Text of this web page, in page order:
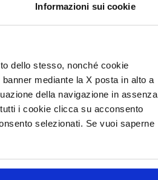
Informazioni sui cookie
dello stesso, nonché cookie
mediante la X posta in alto a
della navigazione in assenza
i cookie clicca su acconsento
selezionati. Se vuoi saperne